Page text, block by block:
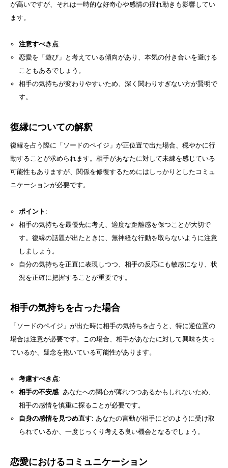
が高いですが、それは一時的な好奇心や感情の揺れ動きも影響してい
ます。
注意すべき点:
恋愛を「遊び」と考えている傾向があり、本気の付き合いを避ける
こともあるでしょう。
相手の気持ちが変わりやすいため、深く関わりすぎない方が賢明で
す。
復縁についての解釈
復縁を占う際に「ソードのペイジ」が正位置で出た場合、穏やかに行
動することが求められます。相手があなたに対して未練を感じている
可能性もありますが、関係を修復するためにはしっかりとしたコミュ
ニケーションが必要です。
ポイント :
相手の気持ちを最優先に考え、適度な距離感を保つことが大切で
す。復縁の話題が出たときに、無神経な行動を取らないように注意
しましょう。
自分の気持ちを正直に表現しつつ、相手の反応にも敏感になり、状
況を正確に把握することが重要です。
相手の気持ちを占った場合
「ソードのペイジ」が出た時に相手の気持ちを占うと、特に逆位置の
場合は注意が必要です。この場合、相手があなたに対して興味を失っ
ているか、疑念を抱いている可能性があります。
考慮すべき点:
相手の不安感: あなたへの関心が薄れつつあるかもしれないため、
相手の感情を慎重に探ることが必要です。
自身の感情を見つめ直す: あなたの言動が相手にどのように受け取
られているか、一度じっくり考える良い機会となるでしょう。
恋愛におけるコミュニケーション